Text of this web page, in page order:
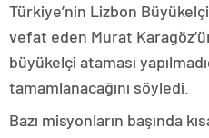
Türkiye’nin Lizbon
vefat eden Murat
büyükelçi ataması
tamamlanacağını söyledi.
Bazı misyonların başında